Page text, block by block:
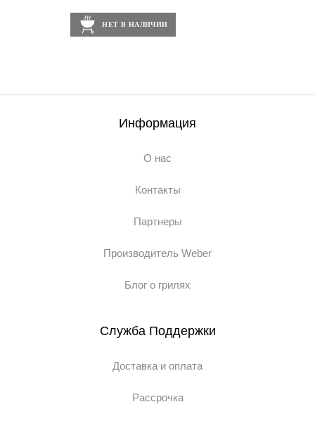
НЕТ В НАЛИЧИИ
Информация
О нас
Контакты
Партнеры
Производитель Weber
Блог о грилях
Служба Поддержки
Доставка и оплата
Рассрочка